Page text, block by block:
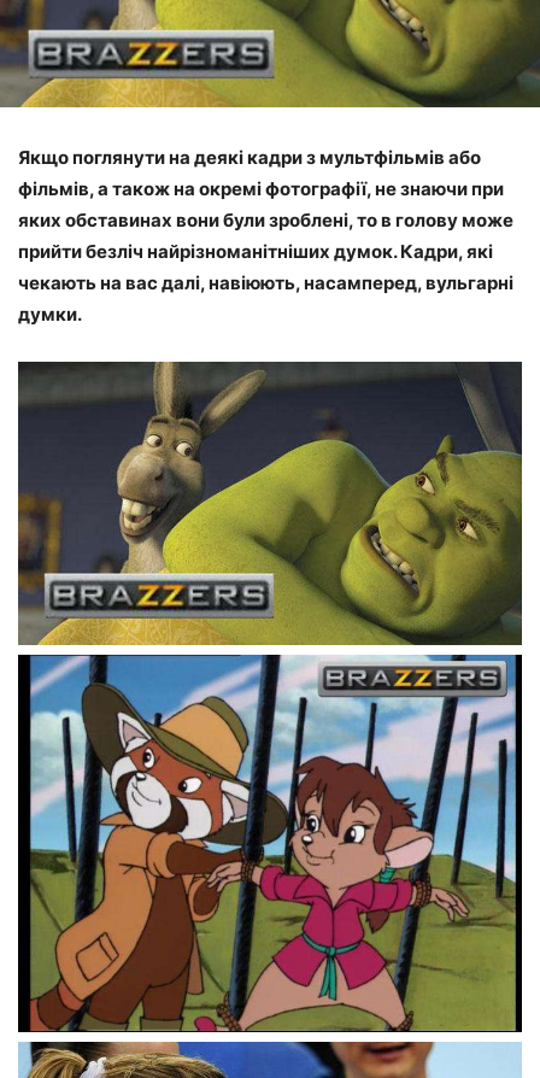
Якщо поглянути на деякі кадри з мультфільмів або
фільмів, а також на окремі фотографії, не знаючи при
яких обставинах вони були зроблені, то в голову може
прийти безліч найрізноманітніших думок. Кадри, які
чекають на вас далі, навіюють, насамперед, вульгарні
думки.